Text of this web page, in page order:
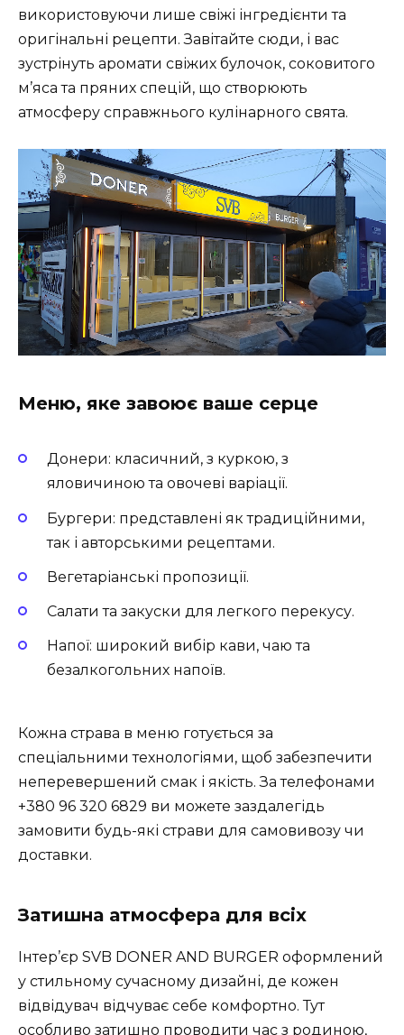
використовуючи лише свіжі інгредієнти та
оригінальні рецепти. Завітайте сюди, і вас
зустрінуть аромати свіжих булочок, соковитого
м’яса та пряних спецій, що створюють
атмосферу справжнього кулінарного свята.
Меню, яке завоює ваше серце
Донери: класичний, з куркою, з
яловичиною та овочеві варіації.
Бургери: представлені як традиційними,
так і авторськими рецептами.
Вегетаріанські пропозиції.
Салати та закуски для легкого перекусу.
Напої: широкий вибір кави, чаю та
безалкогольних напоїв.
Кожна страва в меню готується за
спеціальними технологіями, щоб забезпечити
неперевершений смак і якість. За телефонами
+380 96 320 6829 ви можете заздалегідь
замовити будь-які страви для самовивозу чи
доставки.
Затишна атмосфера для всіх
Інтер’єр SVB DONER AND BURGER оформлений
у стильному сучасному дизайні, де кожен
відвідувач відчуває себе комфортно. Тут
особливо затишно проводити час з родиною,